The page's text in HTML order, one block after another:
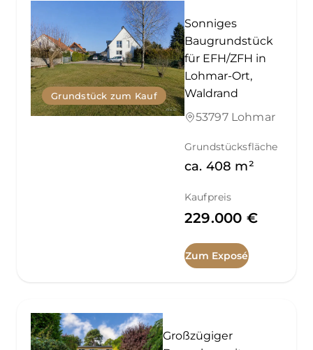
Grundstück zum Kauf
Sonniges
Baugrundstück
für EFH/ZFH in
Lohmar-Ort,
Waldrand
53797 Lohmar
Grundstücksfläche
ca. 408 m²
Kaufpreis
229.000 €
Zum Exposé
Großzügiger